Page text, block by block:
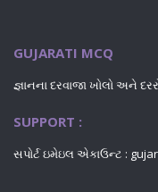
GUJARATI MCQ
જ્ઞાનના દરવાજા ખોલો અને
SUPPORT :
સપોર્ટ ઇમેઇલ એકાઉન્ટ :